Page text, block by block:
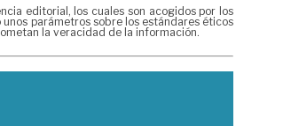
editorial, los cuales son acogidos por los
parámetros sobre los estándares éticos
la veracidad de la información.